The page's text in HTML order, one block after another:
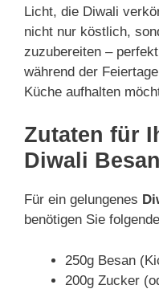
Licht, die Diwali
nicht nur köstlich,
zuzubereiten –
während der
Küche aufhalten
Zutaten für
Diwali
Für ein gelungenes
benötigen Sie
250g Besan
200g Zucker